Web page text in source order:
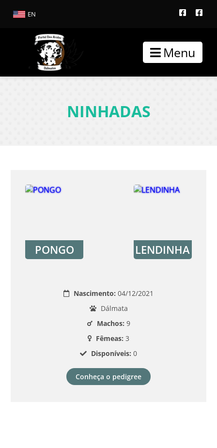
EN
Menu
NINHADAS
PONGO LENDINHA
Nascimento: 04/12/2021
Dálmata
Machos: 9
Fêmeas: 3
Disponíveis: 0
Conheça o pedigree